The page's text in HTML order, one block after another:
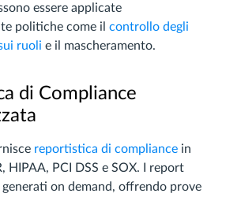
essere applicate
politiche come il controllo degli
ruoli e il mascheramento.
di Compliance
reportistica di compliance in
HIPAA, PCI DSS e SOX. I report
generati on demand, offrendo prove